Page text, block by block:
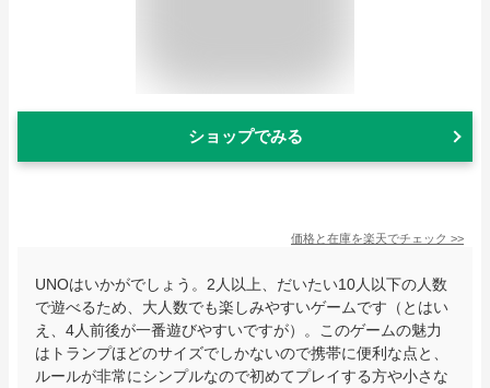
ショップでみる
価格と在庫を楽天でチェック >>
UNOはいかがでしょう。2人以上、だいたい10人以下の人数
で遊べるため、大人数でも楽しみやすいゲームです（とはい
え、4人前後が一番遊びやすいですが）。このゲームの魅力
はトランプほどのサイズでしかないので携帯に便利な点と、
ルールが非常にシンプルなので初めてプレイする方や小さな